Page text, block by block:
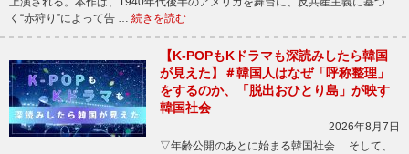
く“赤狩り”によって告 … 続きを読む
【K-POPもKドラマも深読みしたら韓国
が見えた】＃韓国人はなぜ「呼称整理」
をするのか、「脱出おひとり島」が映す
韓国社会
2026年8月7日
▽年齢公開のあとに始まる韓国社会 そして、